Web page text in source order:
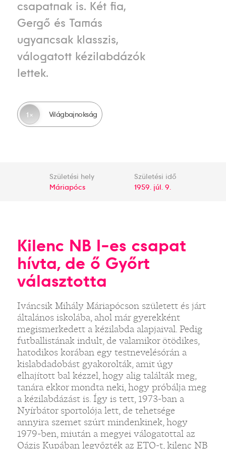
csapatnak is. Két fia,
Gergő és Tamás
ugyancsak klasszis,
válogatott kézilabdázók
lettek.
1 Világbajnokság
Születési hely
Máriapócs
Születési idő
1959. júl. 9.
Kilenc NB I-es csapat
hívta, de ő Győrt
választotta
Iváncsik Mihály Máriapócson született és járt
általános iskolába, ahol már gyerekként
megismerkedett a kézilabda alapjaival. Pedig
futballistának indult, de valamikor ötödikes,
hatodikos korában egy testnevelésórán a
kislabdadobást gyakorolták, amit úgy
elhajított bal kézzel, hogy alig találták meg,
tanára ekkor mondta neki, hogy próbálja meg
a kézilabdázást is. Így is tett, 1973-ban a
Nyírbátor sportolója lett, de tehetsége
annyira szemet szúrt mindenkinek, hogy
1979-ben, miután a megyei válogatottal az
Oázis Kupában legyőzték az ETO-t, kilenc NB